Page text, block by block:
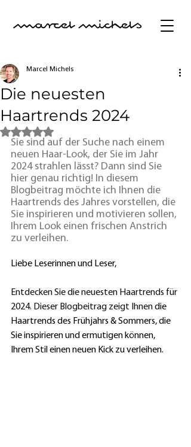
Die neuesten
Haartrends 2024
Marcel Michels
Mit NaN von 5 Sternen bewertet.
Sie sind auf der Suche nach einem
neuen Haar-Look, der Sie im Jahr
2024 strahlen lässt? Dann sind Sie
hier genau richtig! In diesem
Blogbeitrag möchte ich Ihnen die
Haartrends des Jahres vorstellen, die
Sie inspirieren und motivieren sollen,
Ihrem Look einen frischen Anstrich
zu verleihen.
Liebe Leserinnen und Leser,
Entdecken Sie die neuesten Haartrends für
2024. Dieser Blogbeitrag zeigt Ihnen die
Haartrends des Frühjahrs & Sommers, die
Sie inspirieren und ermutigen können,
Ihrem Stil einen neuen Kick zu verleihen.